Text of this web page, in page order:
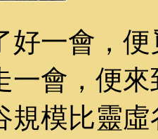
好一會，
一會，便
規模比靈